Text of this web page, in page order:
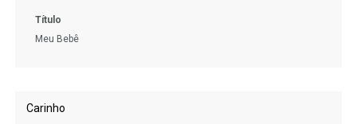
Título
Meu Bebê
Carinho